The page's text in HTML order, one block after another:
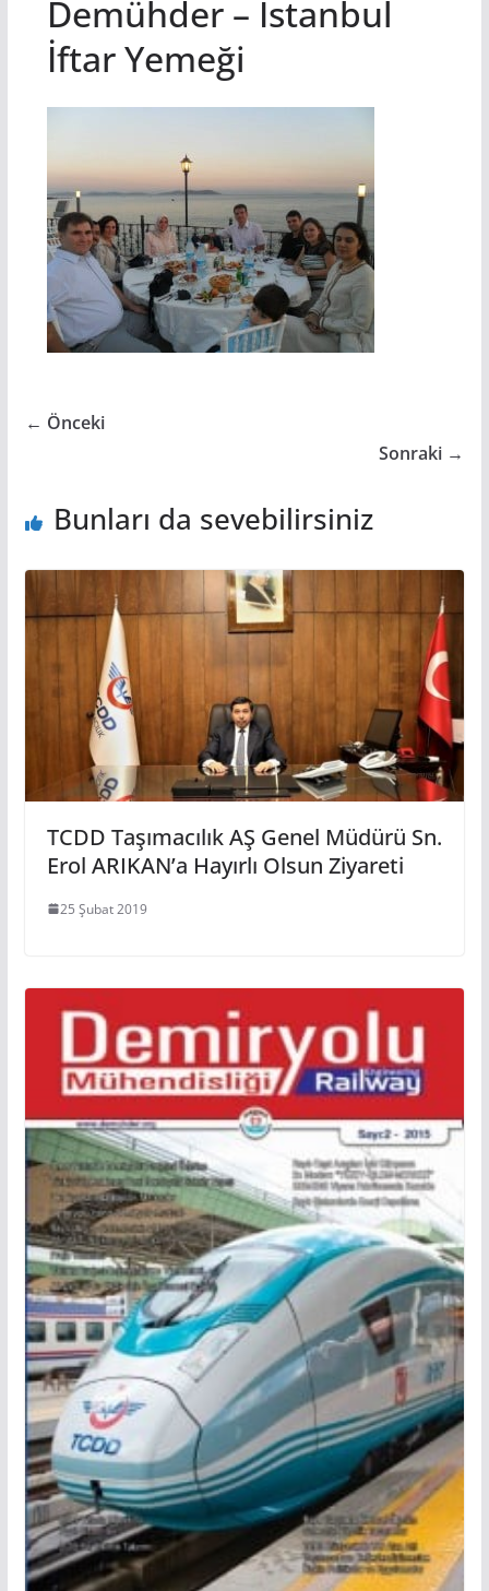
Demühder – İstanbul
İftar Yemeği
← Önceki
Sonraki →
Bunları da sevebilirsiniz
TCDD Taşımacılık AŞ Genel Müdürü Sn.
Erol ARIKAN’a Hayırlı Olsun Ziyareti
25 Şubat 2019